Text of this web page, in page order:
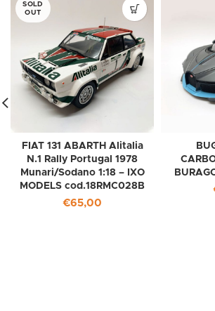
SOLD
OUT
FIAT 131 ABARTH Alitalia
N.1 Rally Portugal 1978
Munari/Sodano 1:18 – IXO
MODELS cod.18RMC028B
€65,00